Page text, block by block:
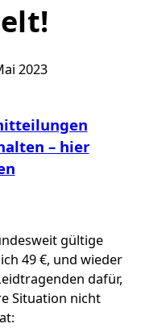
2023
– hier
gültige
49 €, und wieder
dafür,
Situation nicht